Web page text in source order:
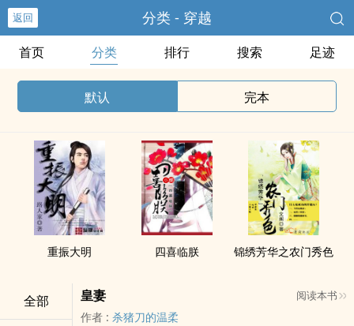
返回 分类 - 穿越
首页 分类 排行 搜索 足迹
默认 完本
重振大明 四喜临朕 锦绣芳华之农门秀色
全部 皇妻 阅读本书
作者 : 杀猪刀的温柔